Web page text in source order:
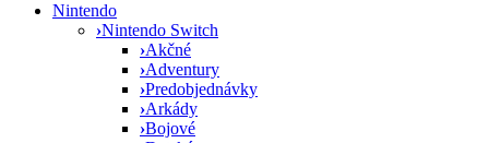
Nintendo
›Nintendo Switch
›Akčné
›Adventury
›Predobjednávky
›Arkády
›Bojové